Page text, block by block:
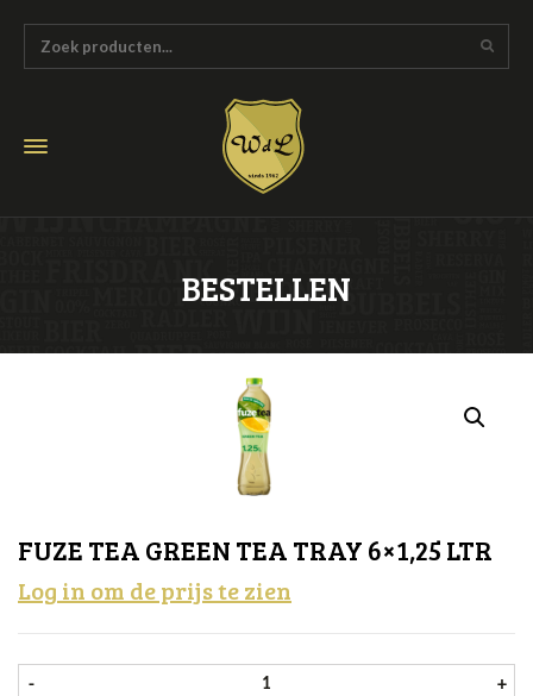
BESTELLEN
FUZE TEA GREEN TEA TRAY 6×1,25 LTR
Log in om de prijs te zien
- Fuze Tea Green Tea tray 6x1,25 ltr
+